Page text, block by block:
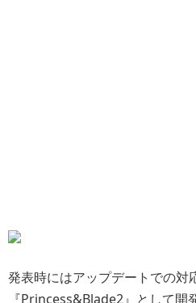
正式リリースも…アップデート
ーを続編として開発発表 |
ム情報サイト